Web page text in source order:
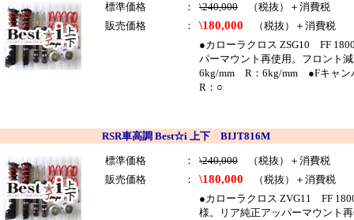
標準価格 ： \240,000 （税抜）＋消費税
販売価格
： \180,000 （税抜）＋消費税
●カローラクロス ZSG10 FF
パーマウント再使用。フロント
6kg/mm R：6kg/mm ●Fキャ
R：○
RSR車高調 Best☆i 上下 BIJT816M
標準価格 ： \240,000 （税抜）＋消費税
販売価格
： \180,000 （税抜）＋消費税
●カローラクロス ZVG11 FF
様。リア純正アッパーマウント